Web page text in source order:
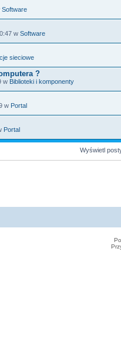
Software
w Software
sieciowe
?
w Biblioteki i komponenty
w Portal
Portal
Wyświetl